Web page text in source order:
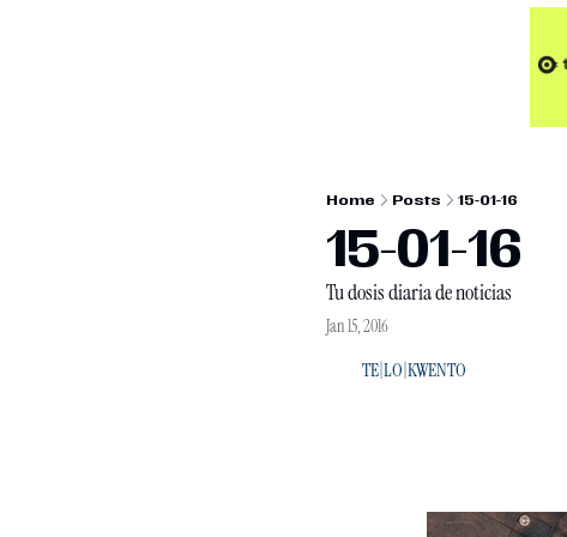
Home Posts 15-01-16
15-01-16
Tu dosis diaria de noticias
Jan 15, 2016
TE|LO|KWENTO